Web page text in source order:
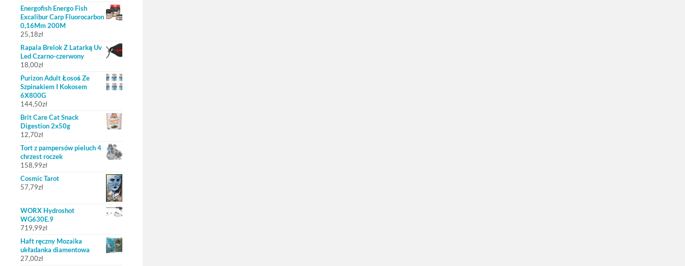
Energofish Energo Fish
Excalibur Carp Fluorocarbon
0,16Mm 200M
25,18zł
Rapala Brelok Z Latarką Uv
Led Czarno-czerwony
18,00zł
Purizon Adult Łosoś Ze
Szpinakiem I Kokosem
6X800G
144,50zł
Brit Care Cat Snack
Digestion 2x50g
12,70zł
Tort z pampersów pieluch 4
chrzest roczek
158,99zł
Cosmic Tarot
57,79zł
WORX Hydroshot
WG630E.9
719,99zł
Haft ręczny Mozaika
układanka diamentowa
27,00zł